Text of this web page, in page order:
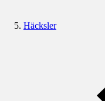
Häcksler